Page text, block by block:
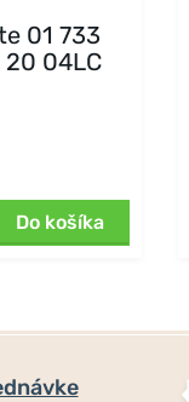
01 733
04LC
Do košíka